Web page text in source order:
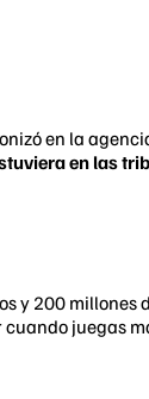
en la
en las
y 200 millones
juegas